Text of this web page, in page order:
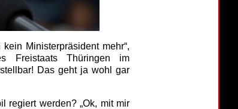
Ministerpräsident mehr“,
Freistaats Thüringen im
Das geht ja wohl gar
regiert werden? „Ok, mit mir